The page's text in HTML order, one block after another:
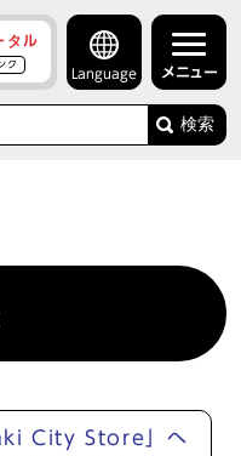
タル
ク
Language メニュー
検索
City Store」へ